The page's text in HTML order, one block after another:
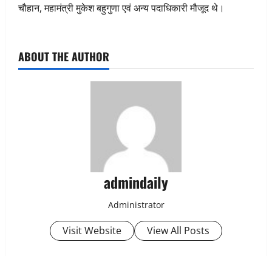
चौहान, महामंत्री मुकेश बहुगुणा एवं अन्य पदाधिकारी मौजूद थे।
ABOUT THE AUTHOR
admindaily
Administrator
Visit Website View All Posts